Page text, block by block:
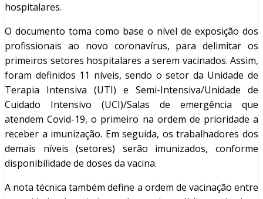
hospitalares.
O documento toma como base o nível de exposição dos
profissionais ao novo coronavírus, para delimitar os
primeiros setores hospitalares a serem vacinados. Assim,
foram definidos 11 níveis, sendo o setor da Unidade de
Terapia Intensiva (UTI) e Semi-Intensiva/Unidade de
Cuidado Intensivo (UCI)/Salas de emergência que
atendem Covid-19, o primeiro na ordem de prioridade a
receber a imunização. Em seguida, os trabalhadores dos
demais níveis (setores) serão imunizados, conforme
disponibilidade de doses da vacina.
A nota técnica também define a ordem de vacinação entre